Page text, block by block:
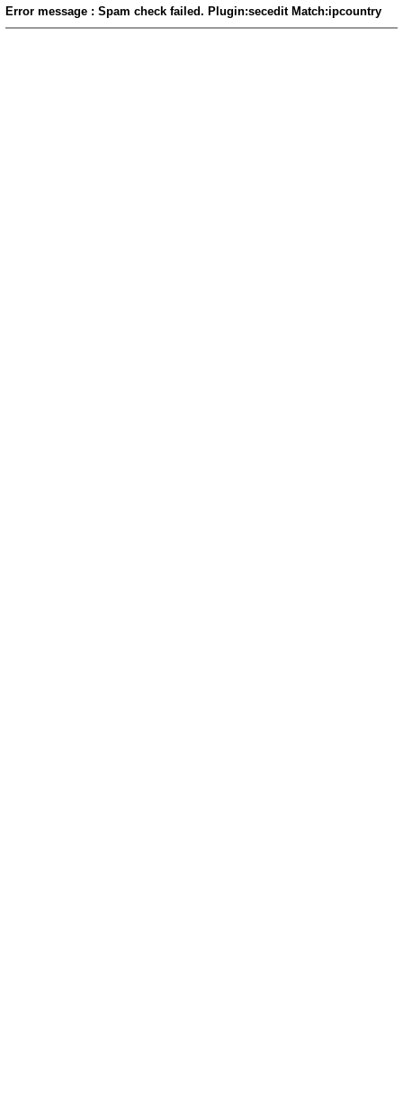
Error message : Spam check failed. Plugin:secedit Match:ipcountry